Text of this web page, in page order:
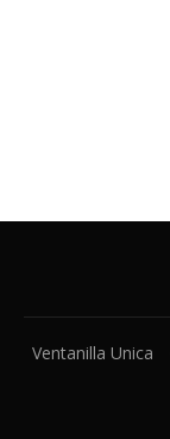
Ventanilla Unica